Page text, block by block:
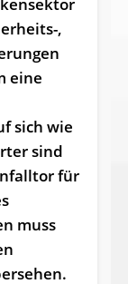
,
eine
sich wie
sind
für
muss